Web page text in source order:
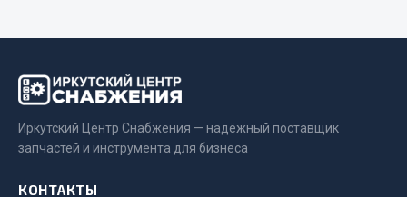
Иркутский Центр Снабжения — надёжный поставщик
запчастей и инструмента для бизнеса
КОНТАКТЫ